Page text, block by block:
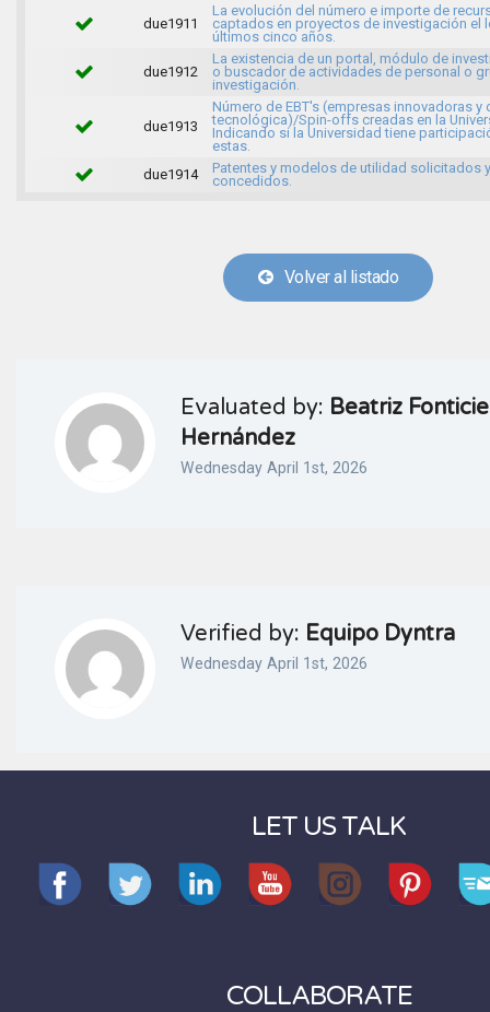
due1911
La evolución del número e importe de
captados en proyectos de investigación el
últimos cinco años.
due1912
La existencia de un portal, módulo de
o buscador de actividades de personal o
investigación.
due1913
Número de EBT's (empresas innovadoras y
tecnológica)/Spin-offs creadas en la
Indicando si la Universidad tiene
estas.
due1914
Patentes y modelos de utilidad solicitados
concedidos.
Volver al listado
Evaluated by: Beatriz
Hernández
Wednesday April 1st, 2026
Verified by: Equipo Dyntra
Wednesday April 1st, 2026
LET US TALK
COLLABORATE